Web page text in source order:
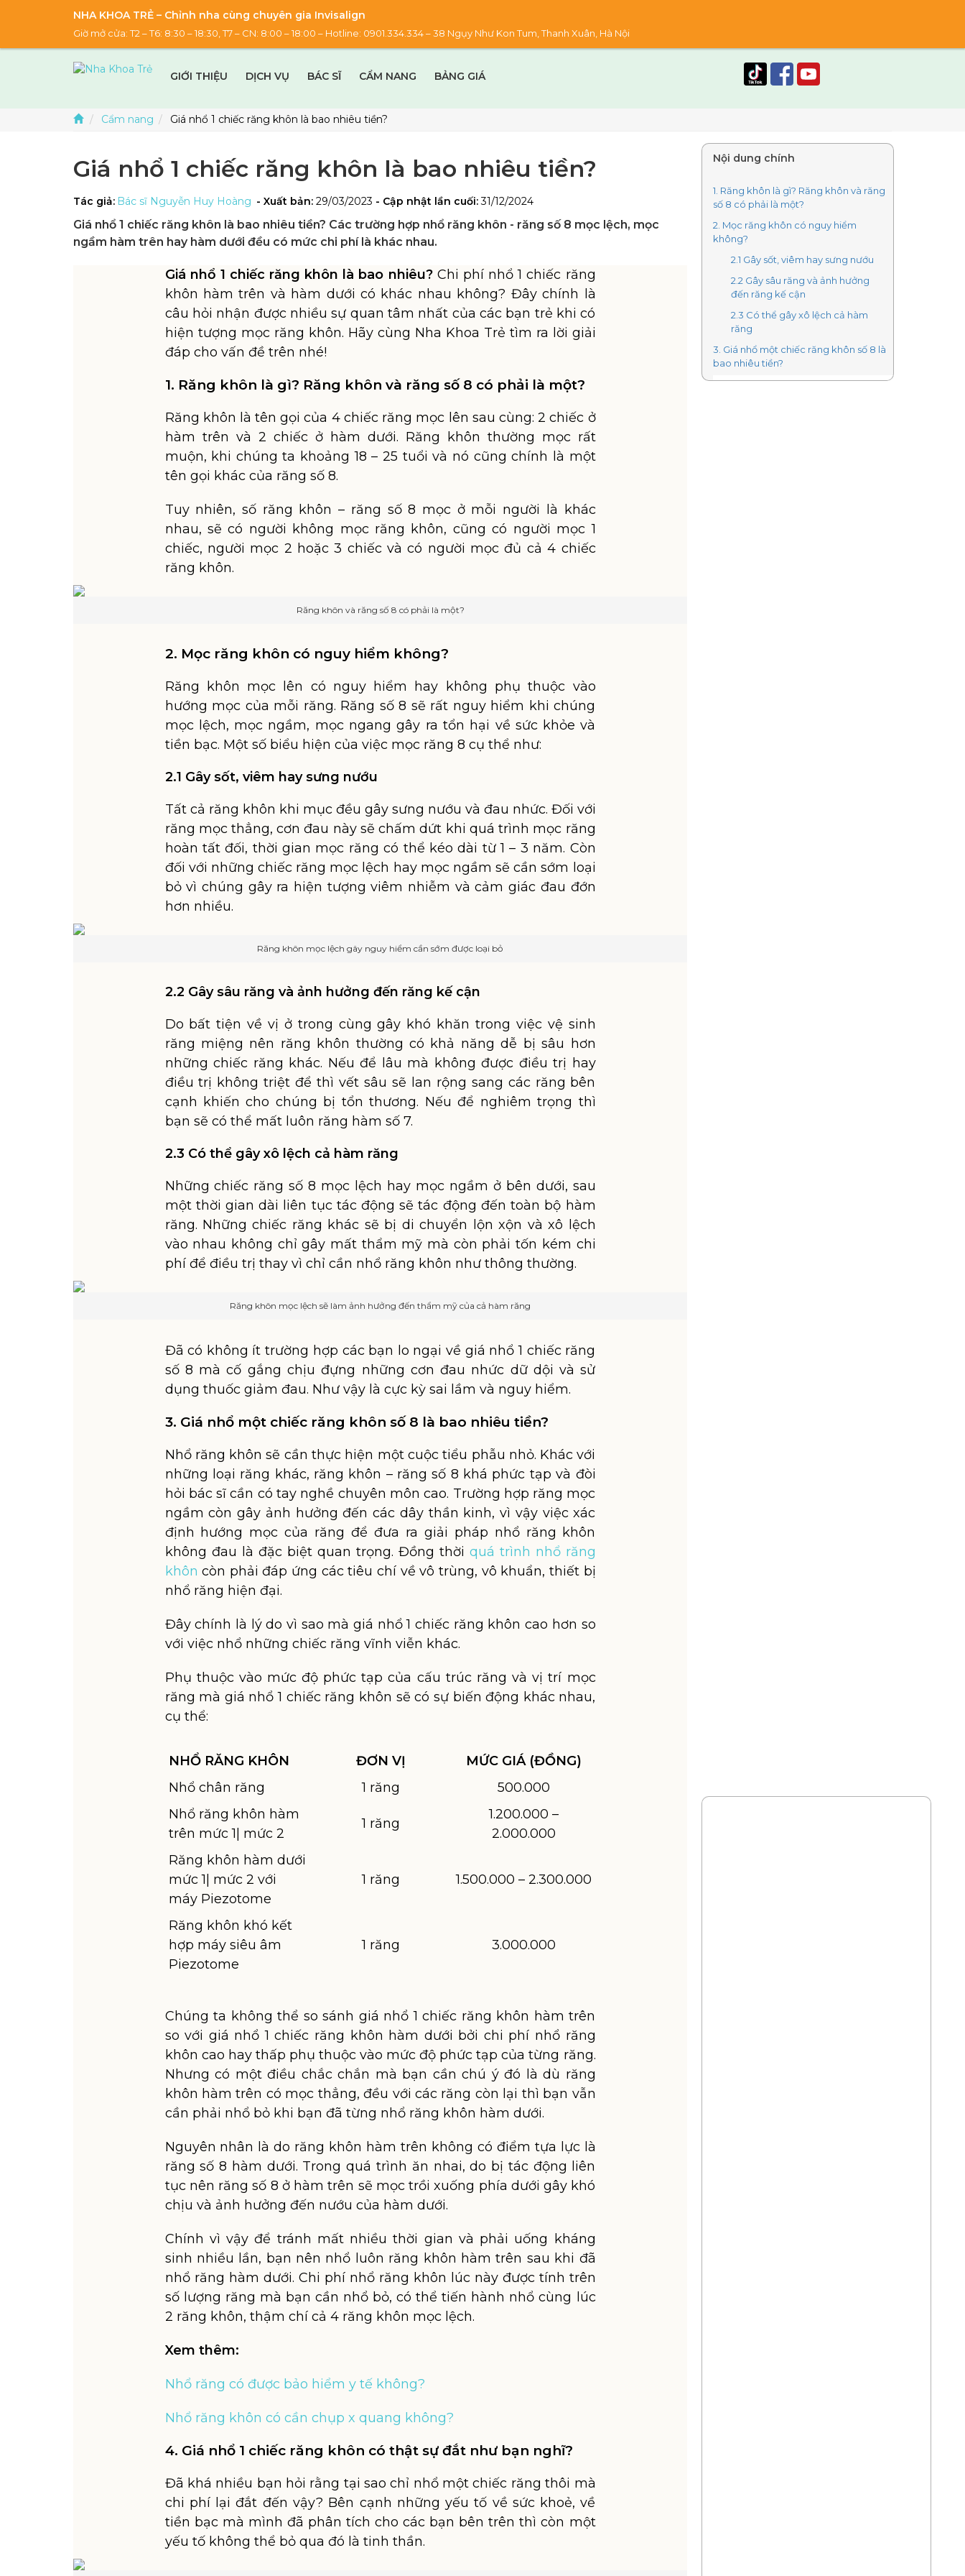
NHA KHOA TRẺ – Chỉnh nha cùng chuyên gia Invisalign
Giờ mở cửa: T2 – T6: 8:30 – 18:30, T7 – CN: 8:00 – 18:00 – Hotline: 0901.334.334 – 38 Ngụy Như Kon Tum, Thanh Xuân, Hà Nội
GIỚI THIỆU DỊCH VỤ BÁC SĨ CẨM NANG BẢNG GIÁ
Cẩm nang Giá nhổ 1 chiếc răng khôn là bao nhiêu tiền?
Giá nhổ 1 chiếc răng khôn là bao nhiêu tiền?
Tác giả: Bác sĩ Nguyễn Huy Hoàng - Xuất bản: 29/03/2023 - Cập nhật lần cuối:31/12/2024
Giá nhổ 1 chiếc răng khôn là bao nhiêu tiền? Các trường hợp nhổ răng khôn - răng số 8 mọc lệch, mọc
ngầm hàm trên hay hàm dưới đều có mức chi phí là khác nhau.
Giá nhổ 1 chiếc răng khôn là bao nhiêu?Chi phí nhổ 1 chiếc răng
khôn hàm trên và hàm dưới có khác nhau không? Đây chính là
câu hỏi nhận được nhiều sự quan tâm nhất của các bạn trẻ khi có
hiện tượng mọc răng khôn. Hãy cùng Nha Khoa Trẻ tìm ra lời giải
đáp cho vấn đề trên nhé!
1. Răng khôn là gì? Răng khôn và răng số 8 có phải là một?
Răng khôn là tên gọi của 4 chiếc răng mọc lên sau cùng: 2 chiếc ở
hàm trên và 2 chiếc ở hàm dưới. Răng khôn thường mọc rất
muộn, khi chúng ta khoảng 18 – 25 tuổi và nó cũng chính là một
tên gọi khác của răng số 8.
Tuy nhiên, số răng khôn – răng số 8 mọc ở mỗi người là khác
nhau, sẽ có người không mọc răng khôn, cũng có người mọc 1
chiếc, người mọc 2 hoặc 3 chiếc và có người mọc đủ cả 4 chiếc
răng khôn.
Răng khôn và răng số 8 có phải là một?
2. Mọc răng khôn có nguy hiểm không?
Răng khôn mọc lên có nguy hiểm hay không phụ thuộc vào
hướng mọc của mỗi răng. Răng số 8 sẽ rất nguy hiểm khi chúng
mọc lệch, mọc ngầm, mọc ngang gây ra tổn hại về sức khỏe và
tiền bạc. Một số biểu hiện của việc mọc răng 8 cụ thể như:
2.1 Gây sốt, viêm hay sưng nướu
Tất cả răng khôn khi mục đều gây sưng nướu và đau nhức. Đối với
răng mọc thẳng, cơn đau này sẽ chấm dứt khi quá trình mọc răng
hoàn tất đối, thời gian mọc răng có thể kéo dài từ 1 – 3 năm. Còn
đối với những chiếc răng mọc lệch hay mọc ngầm sẽ cần sớm loại
bỏ vì chúng gây ra hiện tượng viêm nhiễm và cảm giác đau đớn
hơn nhiều.
Răng khôn mọc lệch gây nguy hiểm cần sớm được loại bỏ
2.2 Gây sâu răng và ảnh hưởng đến răng kế cận
Do bất tiện về vị ở trong cùng gây khó khăn trong việc vệ sinh
răng miệng nên răng khôn thường có khả năng dễ bị sâu hơn
những chiếc răng khác. Nếu để lâu mà không được điều trị hay
điều trị không triệt để thì vết sâu sẽ lan rộng sang các răng bên
cạnh khiến cho chúng bị tổn thương. Nếu để nghiêm trọng thì
bạn sẽ có thể mất luôn răng hàm số 7.
2.3 Có thể gây xô lệch cả hàm răng
Những chiếc răng số 8 mọc lệch hay mọc ngầm ở bên dưới, sau
một thời gian dài liên tục tác động sẽ tác động đến toàn bộ hàm
răng. Những chiếc răng khác sẽ bị di chuyển lộn xộn và xô lệch
vào nhau không chỉ gây mất thẩm mỹ mà còn phải tốn kém chi
phí để điều trị thay vì chỉ cần nhổ răng khôn như thông thường.
Răng khôn mọc lệch sẽ làm ảnh hưởng đến thẩm mỹ của cả hàm răng
Đã có không ít trường hợp các bạn lo ngại về giá nhổ 1 chiếc răng
số 8 mà cố gắng chịu đựng những cơn đau nhức dữ dội và sử
dụng thuốc giảm đau. Như vậy là cực kỳ sai lầm và nguy hiểm.
3. Giá nhổ một chiếc răng khôn số 8 là bao nhiêu tiền?
Nhổ răng khôn sẽ cần thực hiện một cuộc tiểu phẫu nhỏ. Khác với
những loại răng khác, răng khôn – răng số 8 khá phức tạp và đòi
hỏi bác sĩ cần có tay nghề chuyên môn cao. Trường hợp răng mọc
ngầm còn gây ảnh hưởng đến các dây thần kinh, vì vậy việc xác
định hướng mọc của răng để đưa ra giải pháp nhổ răng khôn
không đau là đặc biệt quan trọng. Đồng thời quá trình nhổ răng
khôn còn phải đáp ứng các tiêu chí về vô trùng, vô khuẩn, thiết bị
nhổ răng hiện đại.
Đây chính là lý do vì sao mà giá nhổ 1 chiếc răng khôn cao hơn so
với việc nhổ những chiếc răng vĩnh viễn khác.
Phụ thuộc vào mức độ phức tạp của cấu trúc răng và vị trí mọc
răng mà giá nhổ 1 chiếc răng khôn sẽ có sự biến động khác nhau,
cụ thể:
NHỔ RĂNG KHÔN ĐƠN VỊ
MỨC GIÁ (ĐỒNG)
Nhổ chân răng
1 răng
500.000
Nhổ răng khôn hàm
trên mức 1| mức 2
1 răng
1.200.000 –
2.000.000
Răng khôn hàm dưới
mức 1| mức 2 với
máy Piezotome
1 răng 1.500.000 – 2.300.000
Răng khôn khó kết
hợp máy siêu âm
Piezotome
1 răng 3.000.000
Chúng ta không thể so sánh giá nhổ 1 chiếc răng khôn hàm trên
so với giá nhổ 1 chiếc răng khôn hàm dưới bởi chi phí nhổ răng
khôn cao hay thấp phụ thuộc vào mức độ phức tạp của từng răng.
Nhưng có một điều chắc chắn mà bạn cần chú ý đó là dù răng
khôn hàm trên có mọc thẳng, đều với các răng còn lại thì bạn vẫn
cần phải nhổ bỏ khi bạn đã từng nhổ răng khôn hàm dưới.
Nguyên nhân là do răng khôn hàm trên không có điểm tựa lực là
răng số 8 hàm dưới. Trong quá trình ăn nhai, do bị tác động liên
tục nên răng số 8 ở hàm trên sẽ mọc trồi xuống phía dưới gây khó
chịu và ảnh hưởng đến nướu của hàm dưới.
Chính vì vậy để tránh mất nhiều thời gian và phải uống kháng
sinh nhiều lần, bạn nên nhổ luôn răng khôn hàm trên sau khi đã
nhổ răng hàm dưới. Chi phí nhổ răng khôn lúc này được tính trên
số lượng răng mà bạn cần nhổ bỏ, có thể tiến hành nhổ cùng lúc
2 răng khôn, thậm chí cả 4 răng khôn mọc lệch.
Xem thêm:
Nhổ răng có được bảo hiểm y tế không?
Nhổ răng khôn có cần chụp x quang không?
4. Giá nhổ 1 chiếc răng khôn có thật sự đắt như bạn nghĩ?
Đã khá nhiều bạn hỏi rằng tại sao chỉ nhổ một chiếc răng thôi mà
chi phí lại đắt đến vậy? Bên cạnh những yếu tố về sức khoẻ, về
tiền bạc mà mình đã phân tích cho các bạn bên trên thì còn một
yếu tố không thể bỏ qua đó là tinh thần.
Nội dung chính
1. Răng khôn là gì? Răng khôn và răng
số 8 có phải là một?
2. Mọc răng khôn có nguy hiểm
không?
2.1 Gây sốt, viêm hay sưng nướu
2.2 Gây sâu răng và ảnh hưởng
đến răng kế cận
2.3 Có thể gây xô lệch cả hàm
răng
3. Giá nhổ một chiếc răng khôn số 8 là
bao nhiêu tiền?
4. Giá nhổ 1 chiếc răng khôn có thật sự